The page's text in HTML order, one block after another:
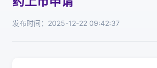
发布时间：2025-12-22 09:42:37